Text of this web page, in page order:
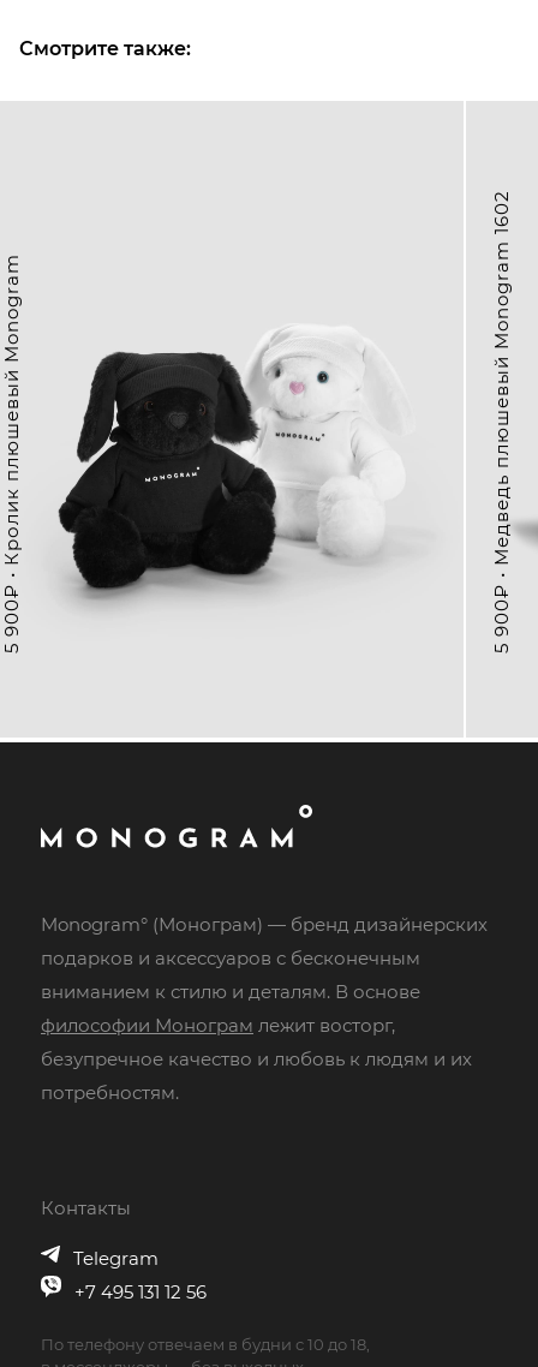
Смотрите также:
5 900₽ • Кролик плюшевый Monogram 5 900₽ • Медведь плюшевый Monogram 1602
Monogram° (Монограм) — бренд дизайнерских
подарков и аксессуаров с бесконечным
вниманием к стилю и деталям. В основе
философии Монограм лежит восторг,
безупречное качество и любовь к людям и их
потребностям.
Контакты
Telegram
+7 495 131 12 56
По телефону отвечаем в будни с 10 до 18,